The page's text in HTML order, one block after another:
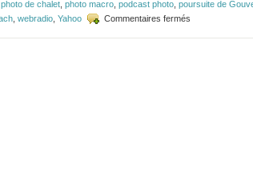
photo de chalet photo macro podcast photo poursuite de
webradio Yahoo Commentaires fermés
#87